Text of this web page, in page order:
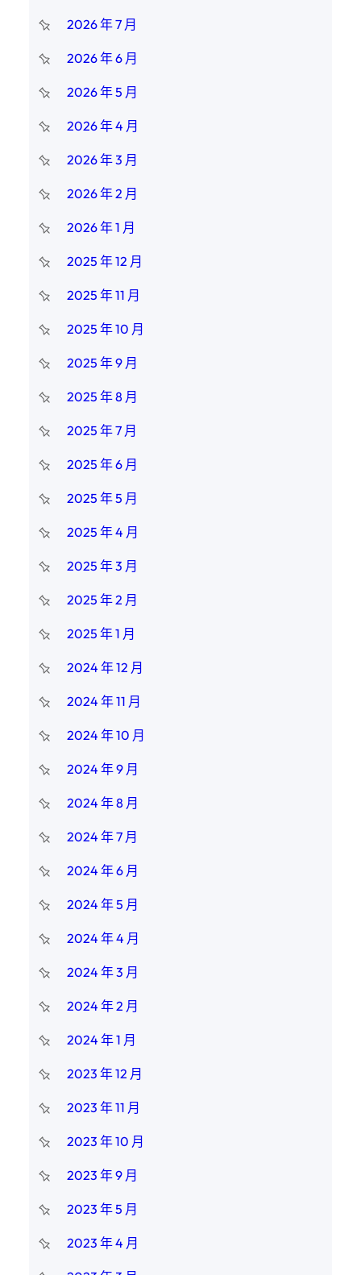
2026 年 7 月
2026 年 6 月
2026 年 5 月
2026 年 4 月
2026 年 3 月
2026 年 2 月
2026 年 1 月
2025 年 12 月
2025 年 11 月
2025 年 10 月
2025 年 9 月
2025 年 8 月
2025 年 7 月
2025 年 6 月
2025 年 5 月
2025 年 4 月
2025 年 3 月
2025 年 2 月
2025 年 1 月
2024 年 12 月
2024 年 11 月
2024 年 10 月
2024 年 9 月
2024 年 8 月
2024 年 7 月
2024 年 6 月
2024 年 5 月
2024 年 4 月
2024 年 3 月
2024 年 2 月
2024 年 1 月
2023 年 12 月
2023 年 11 月
2023 年 10 月
2023 年 9 月
2023 年 5 月
2023 年 4 月